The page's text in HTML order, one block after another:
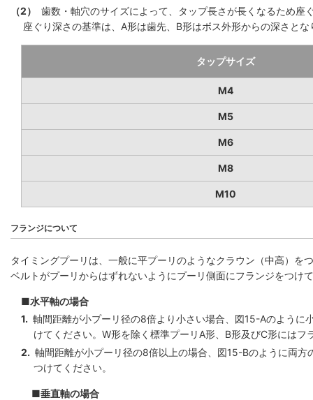
（2）
歯数・軸穴のサイズによって、タップ長さが長くなるため
座ぐり深さの基準は、A形は歯先、B形はボス外形からの深さとな
タップサイズ
M4
M5
M6
M8
M10
フランジについて
タイミングプーリは、一般に平プーリのようなクラウン（中高）
ベルトがプーリからはずれないようにプーリ側面にフランジをつけ
■水平軸の場合
1. 軸間距離が小プーリ径の8倍より小さい場合、図15-Aのように
けてください。W形を除く標準プーリA形、B形及びC形にはフ
2. 軸間距離が小プーリ径の8倍以上の場合、図15-Bのように両方
つけてください。
■垂直軸の場合